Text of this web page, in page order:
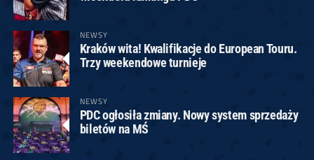
NEWSY
Kraków wita! Kwalifikacje do European Touru.
Trzy weekendowe turnieje
NEWSY
PDC ogłosiła zmiany. Nowy system sprzedaży
biletów na MŚ